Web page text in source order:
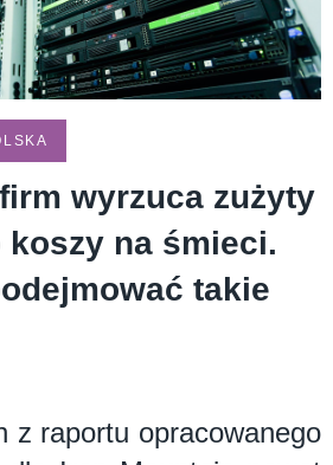
wyrzuca zużyty
koszy na śmieci.
takie
z raportu opracowanego